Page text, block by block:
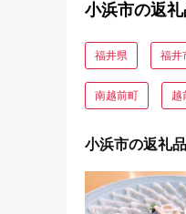
小浜市の返
福井県 福井
南越前町 越
小浜市の返礼